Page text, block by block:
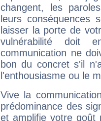
changent, les
leurs conséquences
laisser la porte de
vulnérabilité doit
communication ne
bon du concret s'il
l'enthousiasme ou le
Vive la
prédominance des
et amplifie votre goût